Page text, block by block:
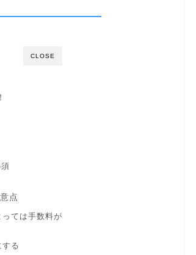
CLOSE
点
ては手数料が
る